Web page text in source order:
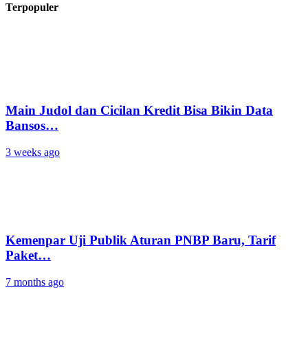
Terpopuler
Main Judol dan Cicilan Kredit Bisa Bikin Data
Bansos…
3 weeks ago
Kemenpar Uji Publik Aturan PNBP Baru, Tarif
Paket…
7 months ago